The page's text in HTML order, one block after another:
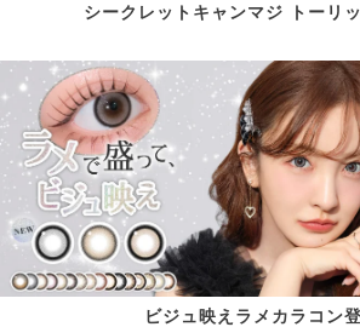
シークレットキャンマジ トーリ
ビジュ映えラメカラコン